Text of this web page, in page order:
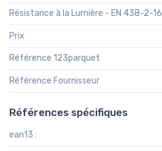
Résistance à la Lumière - EN 438-2-16
Prix
Référence 123parquet
Référence Fournisseur
Références spécifiques
ean13 :